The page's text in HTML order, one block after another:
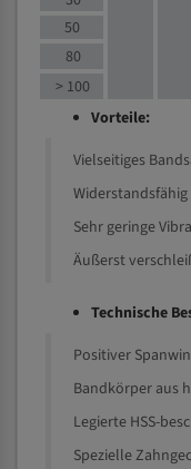
50
80
> 100
Vorteile:
Vielseitiges
Sehr geringe
Äußerst
Technische
Positiver
Bandkörper aus
Legierte HSS-
Spezielle